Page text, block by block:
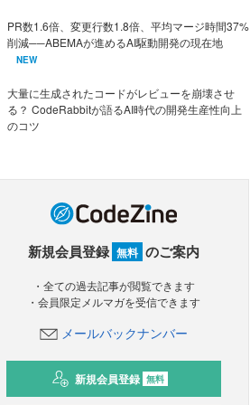
PR数1.6倍、変更行数1.8倍、平均マージ時間37%
削減──ABEMAが進めるAI駆動開発の現在地
NEW
大量に生成されたコードがレビューを崩壊させ
る？ CodeRabbitが語るAI時代の開発生産性向上
のコツ
新規会員登録 無料 のご案内
・全ての過去記事が閲覧できます
・会員限定メルマガを受信できます
メールバックナンバー
新規会員登録 無料